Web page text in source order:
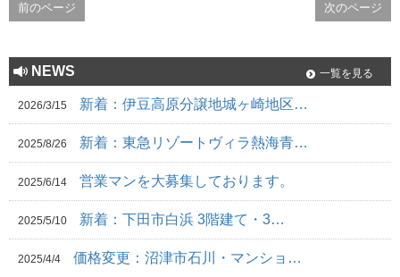
前のページ 次のページ
NEWS 一覧を見る
2026/3/15 新着：伊豆高原分譲地城ヶ崎地区…
2025/8/26 新着：東急リゾートヴィラ熱海青…
2025/6/14 営業マンを大募集しております。
2025/5/10 新着：下田市白浜 3階建て・3…
2025/4/4 価格変更：沼津市石川・マンショ…